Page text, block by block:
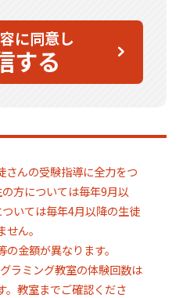
に同意し
する
さんの受験指導に全力をつ
方については毎年9月以
いては毎年4月以降の生徒
ん。
金額が異なります。
ラミング教室の体験回数は
。教室までご確認くださ